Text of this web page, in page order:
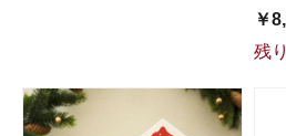
￥
残